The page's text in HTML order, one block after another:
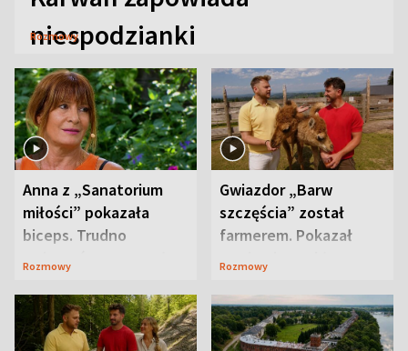
niespodzianki
Rozmowy
Anna z „Sanatorium
miłości” pokazała
biceps. Trudno
uwierzyć, co przeszła
Rozmowy
Gwiazdor „Barw
szczęścia” został
farmerem. Pokazał
swoje niezwykłe
Rozmowy